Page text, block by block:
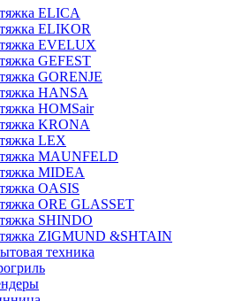
ELICA
ELIKOR
EVELUX
GEFEST
GORENJE
HANSA
HOMSair
KRONA
LEX
MAUNFELD
MIDEA
OASIS
ORE GLASSET
SHINDO
ZIGMUND &SHTAIN
техника